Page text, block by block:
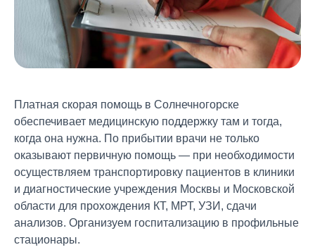
Платная скорая помощь в Солнечногорске
обеспечивает медицинскую поддержку там и тогда,
когда она нужна. По прибытии врачи не только
оказывают первичную помощь — при необходимости
осуществляем транспортировку пациентов в клиники
и диагностические учреждения Москвы и Московской
области для прохождения КТ, МРТ, УЗИ, сдачи
анализов. Организуем госпитализацию в профильные
стационары.